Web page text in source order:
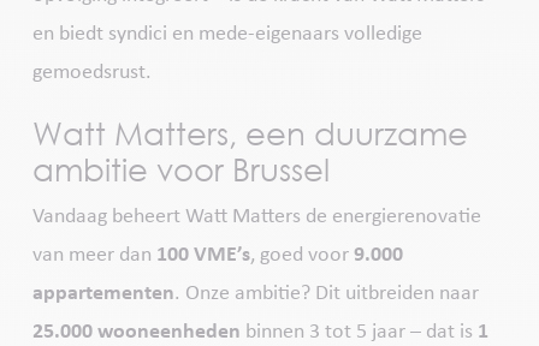
en biedt syndici en mede-eigenaars volledige
gemoedsrust.
Watt Matters, een duurzame
ambitie voor Brussel
Vandaag beheert Watt Matters de energierenovatie
van meer dan 100 VME’s, goed voor 9.000
appartementen. Onze ambitie? Dit uitbreiden naar
25.000 wooneenheden binnen 3 tot 5 jaar – dat is 1